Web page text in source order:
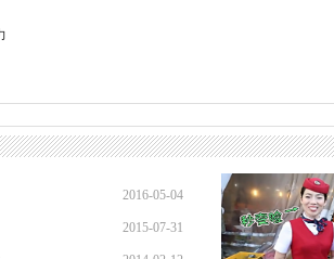
2016-05-04
20:37:06
2015-07-31